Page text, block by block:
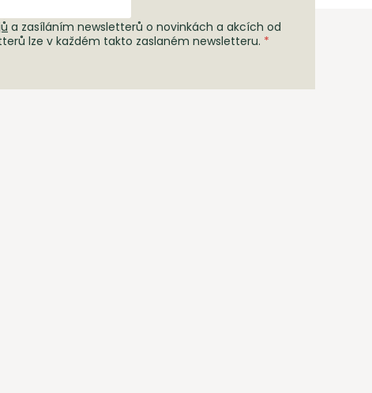
a zasíláním newsletterů o novinkách a akcích od
lze v každém takto zaslaném newsletteru.